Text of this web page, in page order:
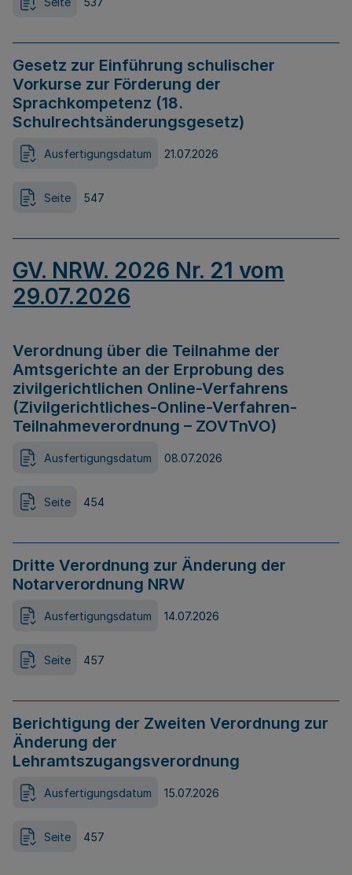
Gesetz zur Einführung schulischer
Vorkurse zur Förderung der
Sprachkompetenz (18.
Schulrechtsänderungsgesetz)
Ausfertigungsdatum 21.07.2026
Seite 547
GV. NRW. 2026 Nr. 21 vom
29.07.2026
Verordnung über die Teilnahme der
Amtsgerichte an der Erprobung des
zivilgerichtlichen Online-Verfahrens
(Zivilgerichtliches-Online-Verfahren-
Teilnahmeverordnung – ZOVTnVO)
Ausfertigungsdatum 08.07.2026
Seite 454
Dritte Verordnung zur Änderung der
Notarverordnung NRW
Ausfertigungsdatum 14.07.2026
Seite 457
Berichtigung der Zweiten Verordnung zur
Änderung der
Lehramtszugangsverordnung
Ausfertigungsdatum 15.07.2026
Seite 457